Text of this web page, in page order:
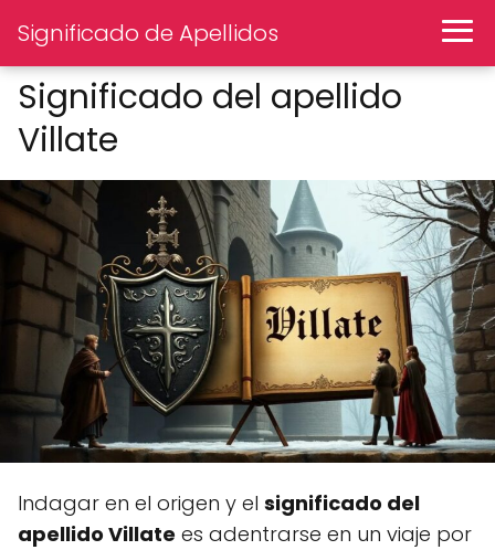
Significado de Apellidos
Significado del apellido
Villate
Indagar en el origen y el significado del
apellido Villate es adentrarse en un viaje por